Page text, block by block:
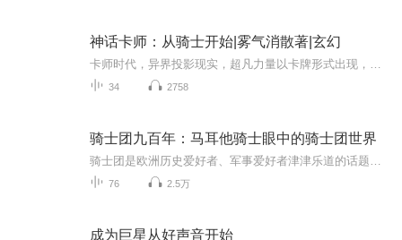
神话卡师：从骑士开始|雾气消散著|玄幻
34 2758
骑士团九百年：马耳他骑士眼中的骑士团世界
76 2.5万
成为巨星从好声音开始